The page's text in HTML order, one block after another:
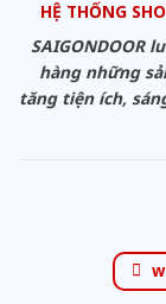
HỆ THỐNG
SAIGONDOOR
hàng những
tăng tiện ích,